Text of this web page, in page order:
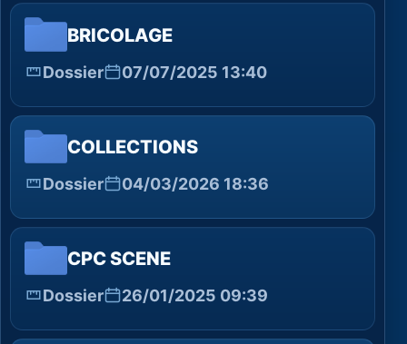
BRICOLAGE
Dossier 07/07/2025 13:40
COLLECTIONS
Dossier 04/03/2026 18:36
CPC SCENE
Dossier 26/01/2025 09:39